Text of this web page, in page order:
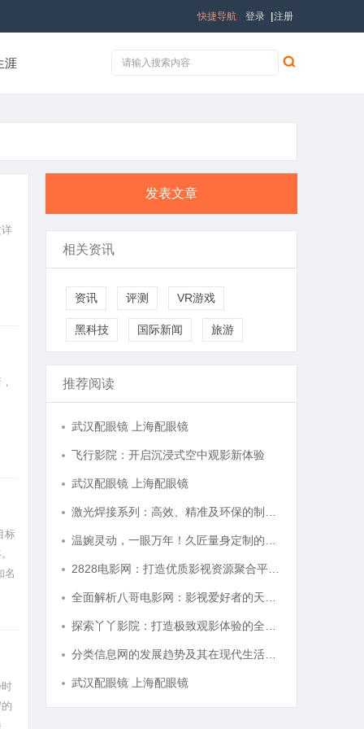
登录 注册
快捷导航
涯
标
名
发表文章
相关资讯
资讯 评测 VR游戏
黑科技 国际新闻 旅游
推荐阅读
武汉配眼镜 上海配眼镜
飞行影院：开启沉浸式空中观影新体验
武汉配眼镜 上海配眼镜
武汉配眼镜 上海配眼镜